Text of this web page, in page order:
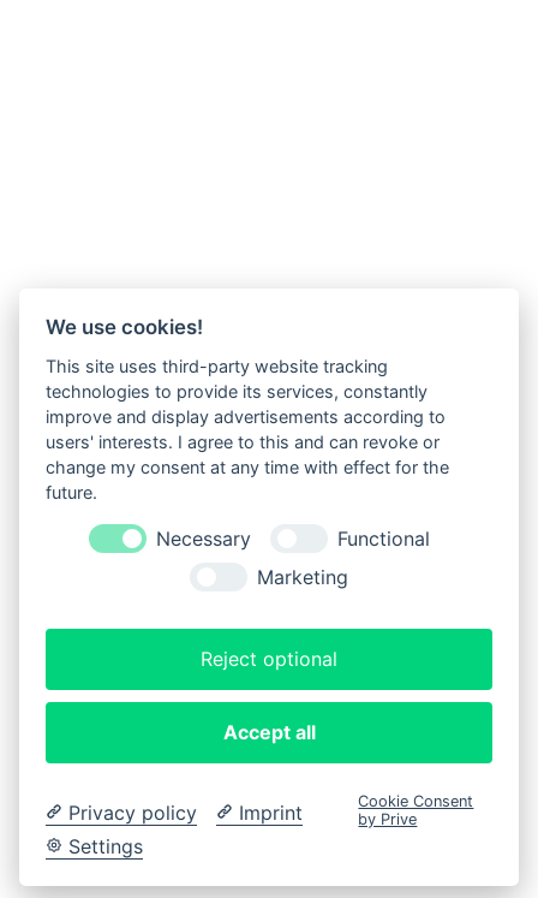
Impressum
Datenschutz
Copyright 2023 SPIELschlau GmbH
We use cookies!
This site uses third-party website tracking
technologies to provide its services, constantly
improve and display advertisements according to
users' interests. I agree to this and can revoke or
change my consent at any time with effect for the
future.
Necessary
Functional
Marketing
Reject optional
Accept all
Privacy policy
Imprint
Settings
Cookie Consent
by Prive